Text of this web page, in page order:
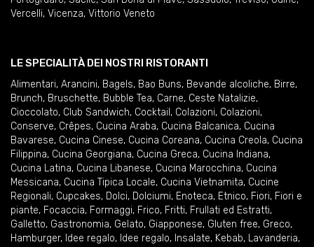
Vercelli, Vicenza, Vittorio Veneto
LE SPECIALITÀ DEI NOSTRI RISTORANTI
Alimentari, Arancini, Bagels, Bao Buns, Bevande alcoliche, Birre,
Brunch, Bruschette, Bubble Tea, Carne, Ceste Natalizie,
Cioccolato, Club Sandwich, Cocktail , Colazioni, Colazioni,
Conserve, Crêpes, Cucina Araba, Cucina Balcanica, Cucina
Bavarese, Cucina Cinese, Cucina Coreana, Cucina Creola, Cucina
Filippina, Cucina Georgiana, Cucina Greca, Cucina Indiana,
Cucina Latina, Cucina Libanese, Cucina Marocchina, Cucina
Messicana, Cucina Tipica Locale, Cucina Vietnamita, Cucine
Regionali, Cupcakes, Dolci, Dolciumi, Enoteca, Etnico, Fiori, Fiori e
piante, Focaccia, Formaggi, Frico, Fritti, Frullati ed Estratti,
Galletto, Gastronomia, Gelato, Giapponese, Gluten free, Greco,
Hamburger, Idee regalo, Idee regalo, Insalate, Kebab, Lavanderia,